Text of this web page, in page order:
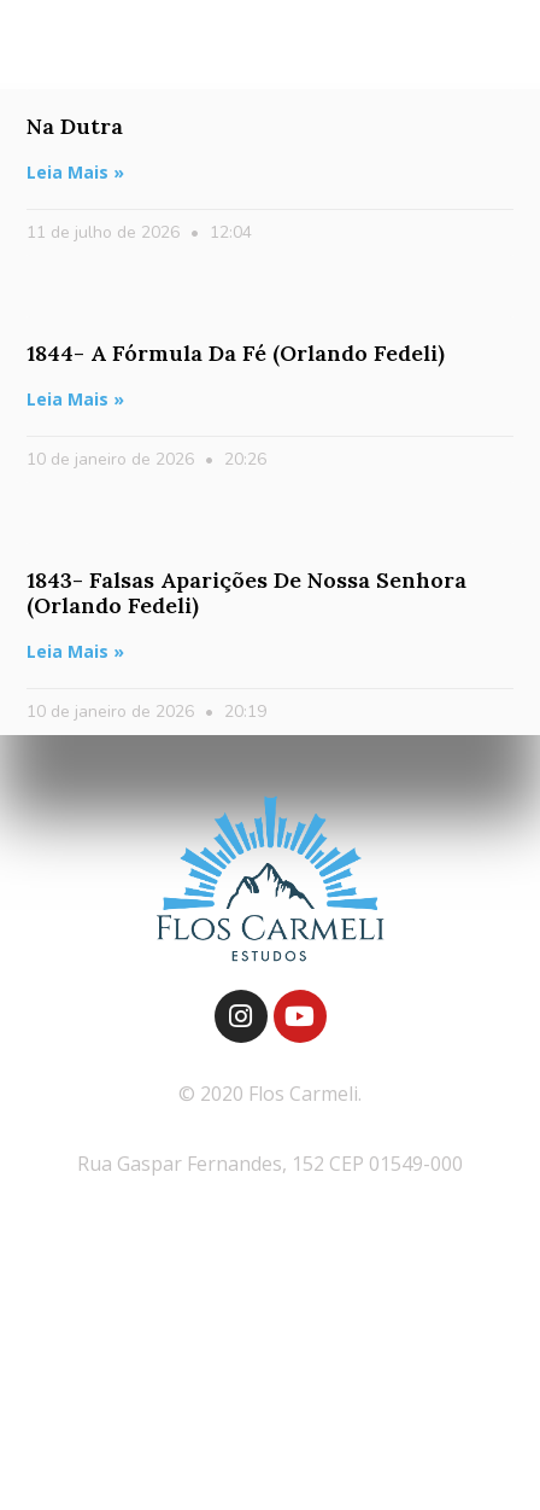
Na Dutra
Leia Mais »
11 de julho de 2026 12:04
1844- A Fórmula Da Fé (Orlando Fedeli)
Leia Mais »
10 de janeiro de 2026 20:26
1843- Falsas Aparições De Nossa Senhora
(Orlando Fedeli)
Leia Mais »
10 de janeiro de 2026 20:19
© 2020 Flos Carmeli.
Rua Gaspar Fernandes, 152 CEP 01549-000